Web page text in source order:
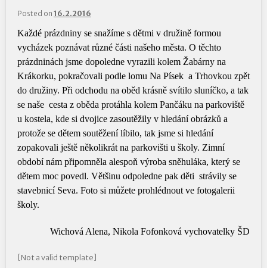
Posted on 16.2.2016
Každé prázdniny se snažíme s dětmi v družině formou
vycházek poznávat různé části našeho města. O těchto
prázdninách jsme dopoledne vyrazili kolem Žabárny na
Krákorku, pokračovali podle lomu Na Písek a Trhovkou zpět
do družiny. Při odchodu na oběd krásně svítilo sluníčko, a tak
se naše cesta z oběda protáhla kolem Pančáku na parkoviště
u kostela, kde si dvojice zasoutěžily v hledání obrázků a
protože se dětem soutěžení líbilo, tak jsme si hledání
zopakovali ještě několikrát na parkovišti u školy. Zimní
období nám připomněla alespoň výroba sněhuláka, který se
dětem moc povedl. Většinu odpoledne pak děti strávily se
stavebnicí Seva. Foto si můžete prohlédnout ve fotogalerii
školy.
Wichová Alena, Nikola Fofonková vychovatelky ŠD
[Not a valid template]